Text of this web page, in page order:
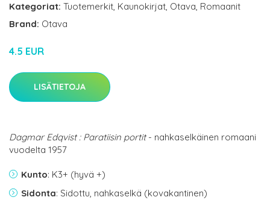
Kategoriat: Tuotemerkit, Kaunokirjat, Otava, Romaanit
Brand: Otava
4.5 EUR
LISÄTIETOJA
Dagmar Edqvist : Paratiisin portit- nahkaselkäinen romaani
vuodelta 1957
Kunto: K3+ (hyvä +)
Sidonta: Sidottu, nahkaselkä (kovakantinen)